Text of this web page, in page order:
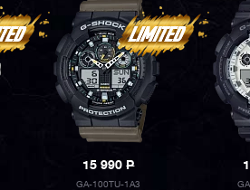
15 990P
GA-100TU-1A3